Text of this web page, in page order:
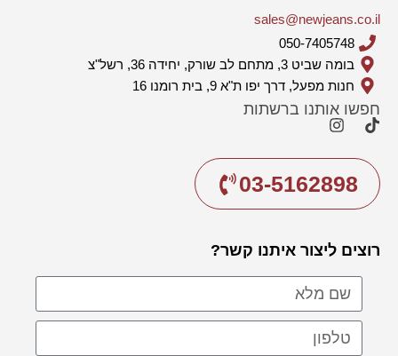
sales@newjeans.co.il
050-7405748
בומה שביט 3, מתחם לב שורק, יחידה 36, רשל"צ
חנות מפעל, דרך יפו ת"א 9, בית רומנו 16
חפשו אותנו ברשתות
03-5162898
רוצים ליצור איתנו קשר?